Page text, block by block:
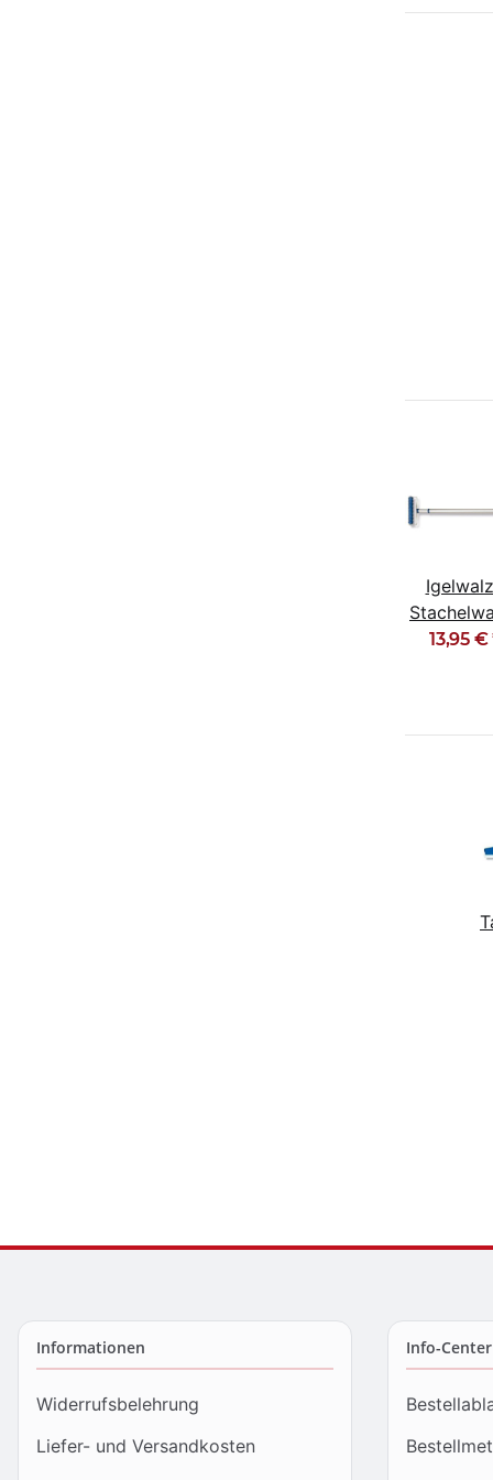
13,95 €
Informationen
Widerrufsbelehrung
Liefer- und Versandkosten
Info-Center